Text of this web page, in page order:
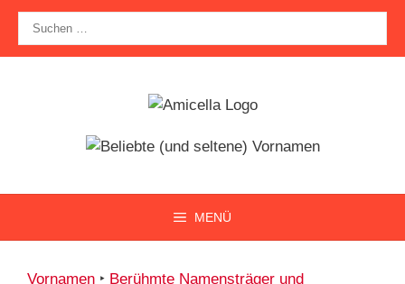
Zum
Inhalt
springen
nach:
MENÜ
Vornamen ‣ Berühmte Namensträger und